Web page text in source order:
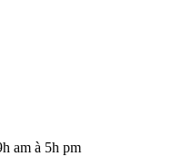
am à 5h pm